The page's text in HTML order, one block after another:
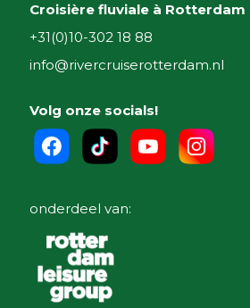
Croisière fluviale à Rotterdam
+31(0)10-302 18 88
info@rivercruiserotterdam.nl
Volg onze socials!
onderdeel van: